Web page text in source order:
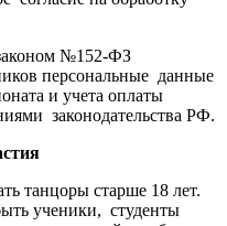
№152-ФЗ
персональные данные
и учета оплаты
законодательства РФ.
танцоры старше 18 лет.
ученики, студенты